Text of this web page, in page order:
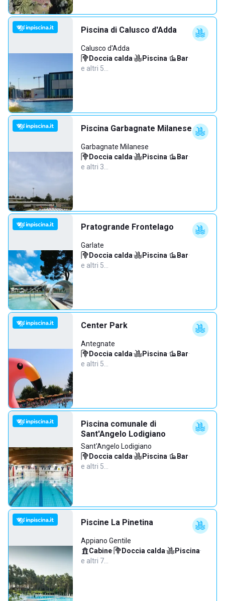
Piscina di Calusco d'Adda
Calusco d'Adda
Doccia calda· Piscina· Bar·
e altri 5…
Piscina Garbagnate Milanese
Garbagnate Milanese
Doccia calda· Piscina· Bar·
e altri 3…
Pratogrande Frontelago
Garlate
Doccia calda· Piscina· Bar·
e altri 5…
Center Park
Antegnate
Doccia calda· Piscina· Bar·
e altri 5…
Piscina comunale di
Sant'Angelo Lodigiano
Sant'Angelo Lodigiano
Doccia calda· Piscina· Bar·
e altri 5…
Piscine La Pinetina
Appiano Gentile
Cabine· Doccia calda· Piscina·
e altri 7…